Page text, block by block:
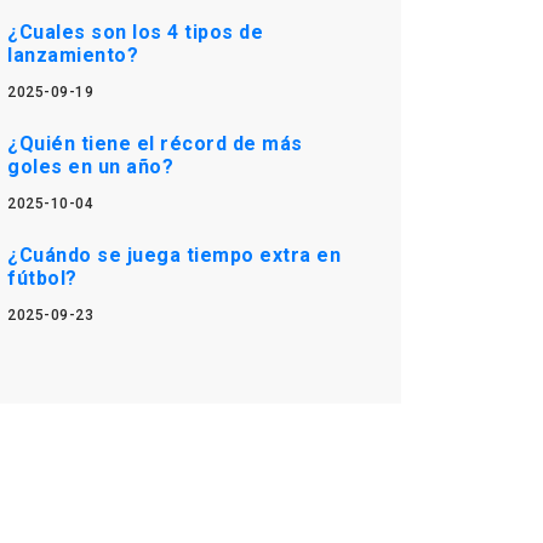
¿Cuales son los 4 tipos de
lanzamiento?
2025-09-19
¿Quién tiene el récord de más
goles en un año?
2025-10-04
¿Cuándo se juega tiempo extra en
fútbol?
2025-09-23